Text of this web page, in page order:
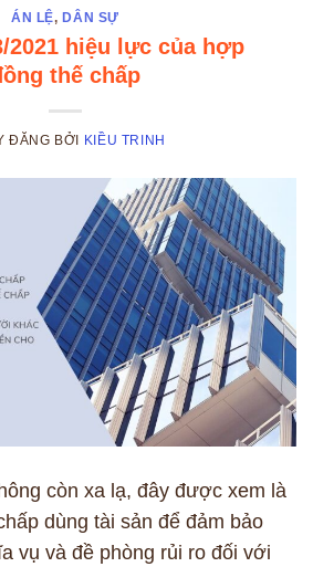
ÁN LỆ, DÂN SỰ
2021 hiệu lực của hợp
thế chấp
ĐĂNG BỞI KIỀU TRINH
còn xa lạ, đây được xem là
dùng tài sản để đảm bảo
vụ và đề phòng rủi ro đối với